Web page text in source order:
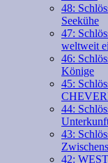
48:
Seekühe
47:
weltweit
46:
Könige
45:
44:
43:
42: